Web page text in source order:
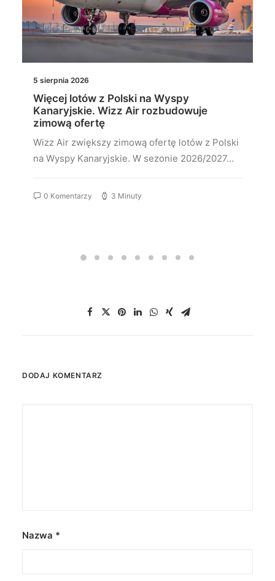
5 sierpnia 2026
Więcej lotów z Polski na Wyspy
Kanaryjskie. Wizz Air rozbudowuje
zimową ofertę
Wizz Air zwiększy zimową ofertę lotów z Polski
na Wyspy Kanaryjskie. W sezonie 2026/2027…
0 Komentarzy 3 Minuty
DODAJ KOMENTARZ
Nazwa *